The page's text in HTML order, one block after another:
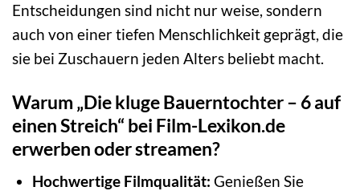
Entscheidungen sind nicht nur weise, sondern
auch von einer tiefen Menschlichkeit geprägt, die
sie bei Zuschauern jeden Alters beliebt macht.
Warum „Die kluge Bauerntochter – 6 auf
einen Streich“ bei Film-Lexikon.de
erwerben oder streamen?
Hochwertige Filmqualität: Genießen Sie